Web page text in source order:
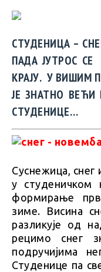
СТУДЕНИЦА –
ПАДА ЈУТРОС СЕ
КРАЈУ. У ВИШИМ
ЈЕ ЗНАТНО
СТУДЕНИЦЕ…
Суснежица, снег
у студеничком
формирање
зиме. Висина
разликује од
рецимо снег
подручијима
Студенице па